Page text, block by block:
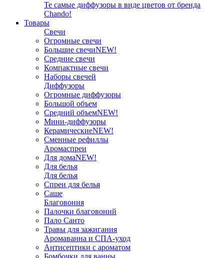
Те самые диффузоры в виде цветов от бренда
Chando!
Товары
Свечи
Огромные свечи
Большие свечиNEW!
Средние свечи
Компактные свечи
Наборы свечей
Диффузоры
Огромные диффузоры
Большой объем
Средний объемNEW!
Мини-диффузоры
КерамическиеNEW!
Сменные рефиллы
Аромаспреи
Для домаNEW!
Для белья
Для белья
Спреи для белья
Саше
Благовония
Палочки благовоний
Пало Санто
Травы для зажигания
Аромаванна и СПА-уход
Антисептики с ароматом
Бомбочки для ванны